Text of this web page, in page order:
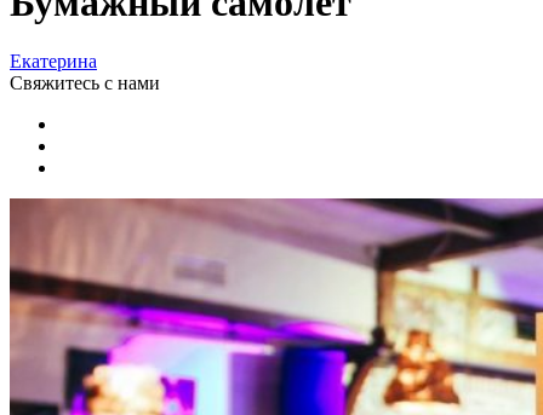
Екатерина
Свяжитесь с нами